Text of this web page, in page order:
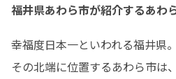
福井県あわら市が紹介するあわ
幸福度日本一といわれる福井県。
その北端に位置するあわら市は